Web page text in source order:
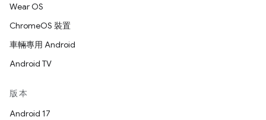
Wear OS
ChromeOS 裝置
車輛專用 Android
Android TV
版本
Android 17